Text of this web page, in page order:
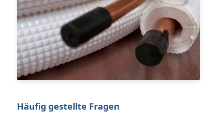
Häufig gestellte Fragen